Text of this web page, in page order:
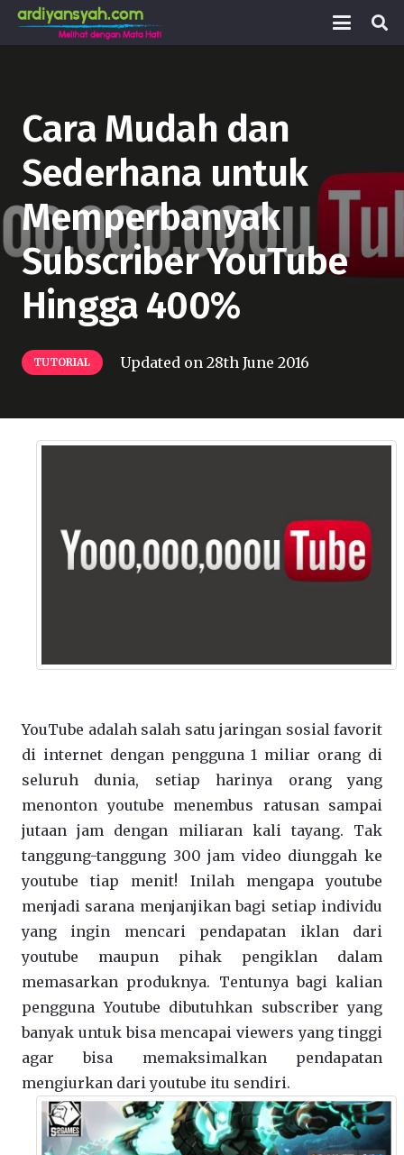
Cara Mudah dan
Sederhana untuk
Memperbanyak
Subscriber YouTube
Hingga 400%
TUTORIAL Updated on28th June 2016
YouTube adalah salah satu jaringan sosial favorit
di internet dengan pengguna 1 miliar orang di
seluruh dunia, setiap harinya orang yang
menonton youtube menembus ratusan sampai
jutaan jam dengan miliaran kali tayang. Tak
tanggung-tanggung 300 jam video diunggah ke
youtube tiap menit! Inilah mengapa youtube
menjadi sarana menjanjikan bagi setiap individu
yang ingin mencari pendapatan iklan dari
youtube maupun pihak pengiklan dalam
memasarkan produknya. Tentunya bagi kalian
pengguna Youtube dibutuhkan subscriber yang
banyak untuk bisa mencapai viewers yang tinggi
agar bisa memaksimalkan pendapatan
mengiurkan dari youtube itu sendiri.